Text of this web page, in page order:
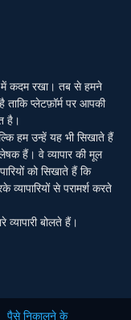
कदम रखा। तब से हमने
ताकि प्लेटफ़ॉर्म पर आपकी
है।
हम उन्हें यह भी सिखाते हैं
हैं। वे व्यापार की मूल
को सिखाते हैं कि
से परामर्श करते
बोलते हैं।
पैसे निकालने के